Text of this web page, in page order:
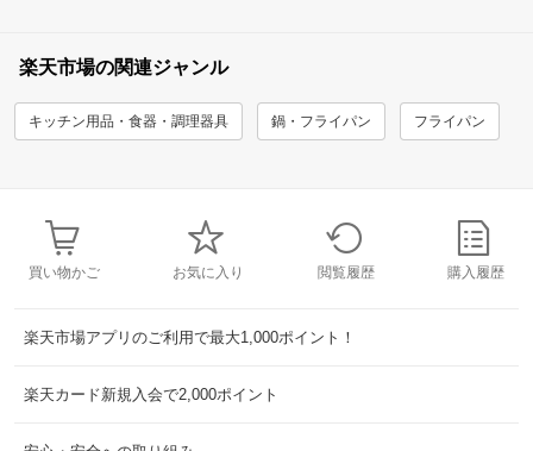
楽天市場の関連ジャンル
キッチン用品・食器・調理器具 鍋・フライパン フライパン
買い物かご お気に入り 閲覧履歴 購入履歴
楽天市場アプリのご利用で最大1,000ポイント！
楽天カード新規入会で2,000ポイント